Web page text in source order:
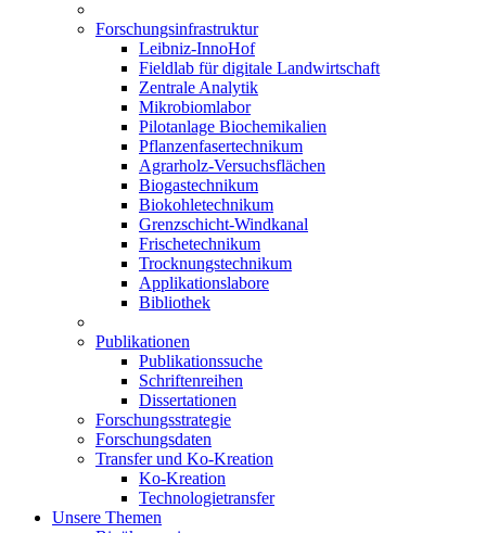
Forschungsinfrastruktur
Leibniz-InnoHof
Fieldlab für digitale Landwirtschaft
Zentrale Analytik
Mikrobiomlabor
Pilotanlage Biochemikalien
Pflanzenfasertechnikum
Agrarholz-Versuchsflächen
Biogastechnikum
Biokohletechnikum
Grenzschicht-Windkanal
Frischetechnikum
Trocknungstechnikum
Applikationslabore
Bibliothek
Publikationen
Publikationssuche
Schriftenreihen
Dissertationen
Forschungsstrategie
Forschungsdaten
Transfer und Ko-Kreation
Ko-Kreation
Technologietransfer
Unsere Themen